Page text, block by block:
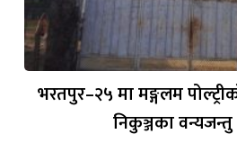
भरतपुर–२५ मा मङ्गलम
निकुञ्जका वन्यजन्तु